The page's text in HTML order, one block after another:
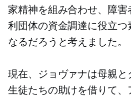
家精神を組み合わせ、障害
利団体の資金調達に役立つ
なるだろうと考えました。
現在、ジョヴァナは母親と
生徒たちの助けを借りて、